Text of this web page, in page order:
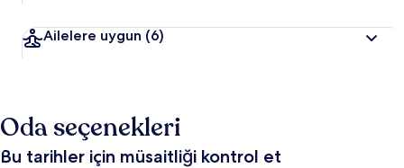
Ailelere uygun (6)
Oda seçenekleri
Bu tarihler için müsaitliği kontrol et